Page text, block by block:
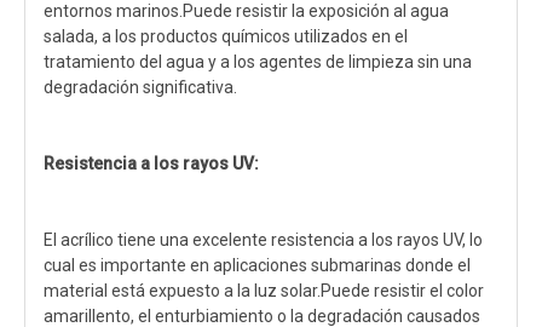
entornos marinos.Puede resistir la exposición al agua
salada, a los productos químicos utilizados en el
tratamiento del agua y a los agentes de limpieza sin una
degradación significativa.
Resistencia a los rayos UV:
El acrílico tiene una excelente resistencia a los rayos UV, lo
cual es importante en aplicaciones submarinas donde el
material está expuesto a la luz solar.Puede resistir el color
amarillento, el enturbiamiento o la degradación causados ​​